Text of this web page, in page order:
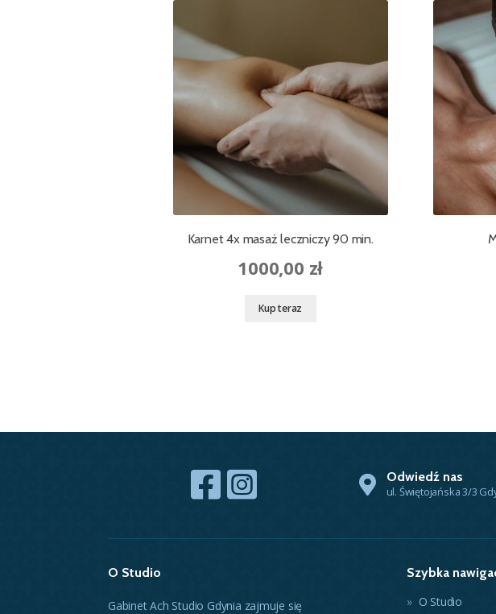
Karnet 4x masaż leczniczy 90 min.
1000,00 zł
Kup teraz
Odwiedź nas
ul. Świętojańska 3/3
O Studio
Gabinet Ach Studio Gdynia zajmuje się
Szybka
O Studio